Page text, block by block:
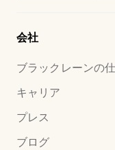
会社
ブラックレーンの
キャリア
プレス
ブログ